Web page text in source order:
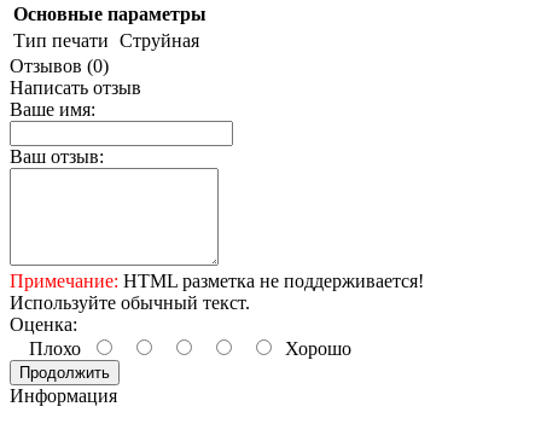
Основные параметры
Тип печати Струйная
Отзывов (0)
Написать отзыв
Ваше имя:
Ваш отзыв:
Примечание: HTML разметка не поддерживается!
Используйте обычный текст.
Оценка:
Плохо
Хорошо
Продолжить
Информация